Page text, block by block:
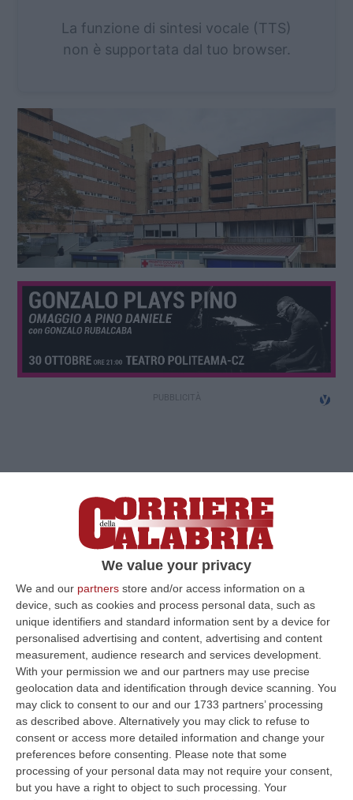
We value your privacy
We and our partners store and/or access information on a
device, such as cookies and process personal data, such as
unique identifiers and standard information sent by a device for
personalised advertising and content, advertising and content
measurement, audience research and services development.
With your permission we and our partners may use precise
geolocation data and identification through device scanning. You
may click to consent to our and our 1733 partners’ processing
as described above. Alternatively you may click to refuse to
consent or access more detailed information and change your
preferences before consenting.
Please note that some
processing of your personal data may not require your consent,
but you have a right to object to such processing. Your
La funzione di sintesi vocale (TTS)
non è supportata dal tuo browser.
Clicca e segui “Corriere della Calabria” su Google News
REGGIO CALABRIAIl Tribunale di